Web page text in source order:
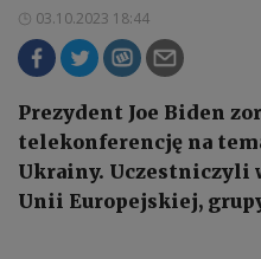
03.10.2023 18:44
Prezydent Joe Biden
telekonferencję na
Ukrainy. Uczestniczyli
Unii Europejskiej,